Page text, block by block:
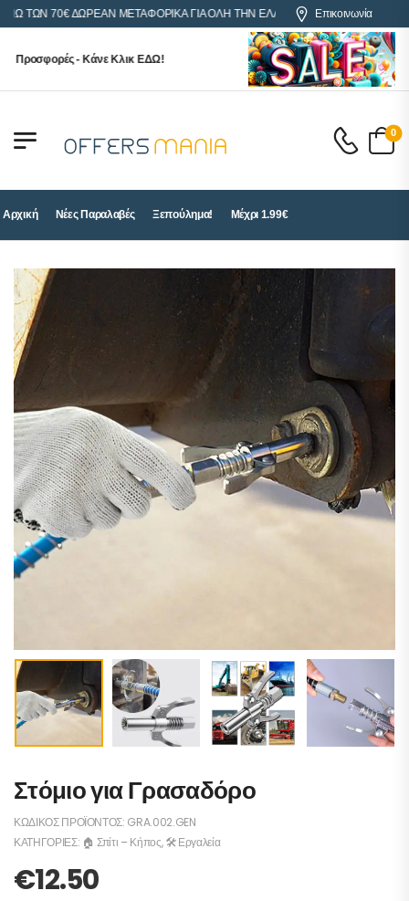
70€ ΔΩΡΕΑΝ ΜΕΤΑΦΟΡΙΚΑ ΓΙΑ ΟΛΗ ΤΗΝ ΕΛΛΑΔΑ Επικοινωνία
- Κάνε Κλικ ΕΔΩ!
0
Αρχική Νέες Παραλαβές Ξεπούλημα! Μέχρι 1.99€
Στόμιο για Γρασαδόρο
ΚΩΔΙΚΌΣ ΠΡΟΪΌΝΤΟΣ: GRA.002.GEN
ΚΑΤΗΓΟΡΊΕΣ: 🏠 Σπίτι – Κήπος,🛠️ Εργαλεία
€12.50